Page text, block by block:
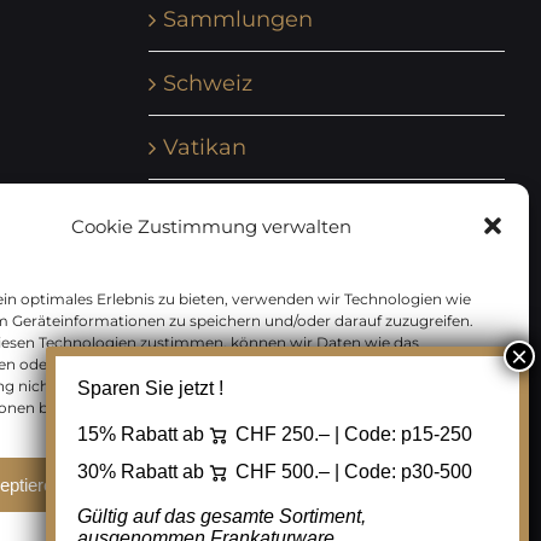
Cookie Zustimmung verwalten
optimales Erlebnis zu bieten, verwenden wir Technologien wie
Geräteinformationen zu speichern und/oder darauf zuzugreifen.
Technologien zustimmen, können wir Daten wie das
oder eindeutige IDs auf dieser Website verarbeiten. Wenn Sie Ihre
nicht erteilen oder zurückziehen, können bestimmte Merkmale
beeinträchtigt werden.
Ablehnen Cookie Einstellungen
Sammlungen
Schweiz
Vatikan
Zensurbelege Österreich
Zensurbelege Schweiz
Sparen Sie jetzt !
15% Rabatt ab CHF 250.– | Code: p15-250
30% Rabatt ab
CHF 500.– | Code: p30-500
Gültig auf das gesamte Sortiment,